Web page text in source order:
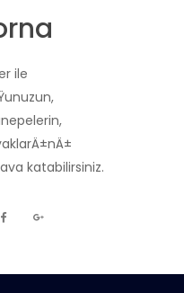
ile
katabilirsiniz.